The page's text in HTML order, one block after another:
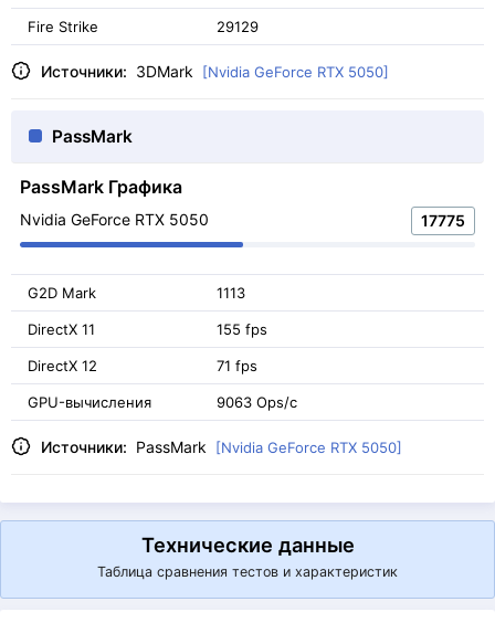
Fire Strike 29129
Источники: 3DMark [Nvidia GeForce RTX 5050]
PassMark
PassMark Графика
Nvidia GeForce RTX 5050 17775
G2D Mark 1113
DirectX 11 155 fps
DirectX 12 71 fps
GPU-вычисления 9063 Ops/с
Источники: PassMark [Nvidia GeForce RTX 5050]
Технические данные
Таблица сравнения тестов и характеристик